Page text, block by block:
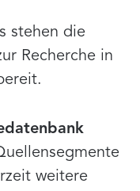
stehen die
Recherche in
weitere